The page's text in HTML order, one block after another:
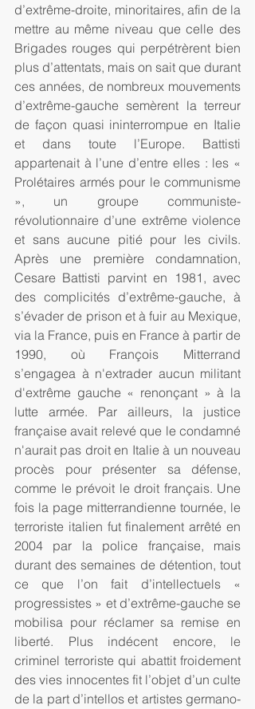
d’extrême-droite, minoritaires, afin de la
mettre au même niveau que celle des
Brigades rouges qui perpétrèrent bien
plus d’attentats, mais on sait que durant
ces années, de nombreux mouvements
d’extrême-gauche semèrent la terreur
de façon quasi ininterrompue en Italie
et dans toute l’Europe. Battisti
appartenait à l’une d’entre elles : les «
Prolétaires armés pour le communisme
», un groupe communiste-
révolutionnaire d’une extrême violence
et sans aucune pitié pour les civils.
Après une première condamnation,
Cesare Battisti parvint en 1981, avec
des complicités d’extrême-gauche, à
s’évader de prison et à fuir au Mexique,
via la France, puis en France à partir de
1990, où François Mitterrand
s’engagea à n'extrader aucun militant
d'extrême gauche « renonçant » à la
lutte armée. Par ailleurs, la justice
française avait relevé que le condamné
n'aurait pas droit en Italie à un nouveau
procès pour présenter sa défense,
comme le prévoit le droit français. Une
fois la page mitterrandienne tournée, le
terroriste italien fut finalement arrêté en
2004 par la police française, mais
durant des semaines de détention, tout
ce que l’on fait d’intellectuels «
progressistes » et d’extrême-gauche se
mobilisa pour réclamer sa remise en
liberté. Plus indécent encore, le
criminel terroriste qui abattit froidement
des vies innocentes fit l’objet d’un culte
de la part d’intellos et artistes germano-